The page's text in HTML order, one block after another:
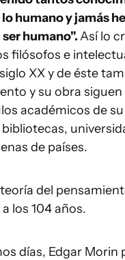
humano y jamás
ser humano".Así lo
filósofos e
XX y de éste
y su obra
académicos de
de países.
del
los 104 años.
días, Edgar Morin